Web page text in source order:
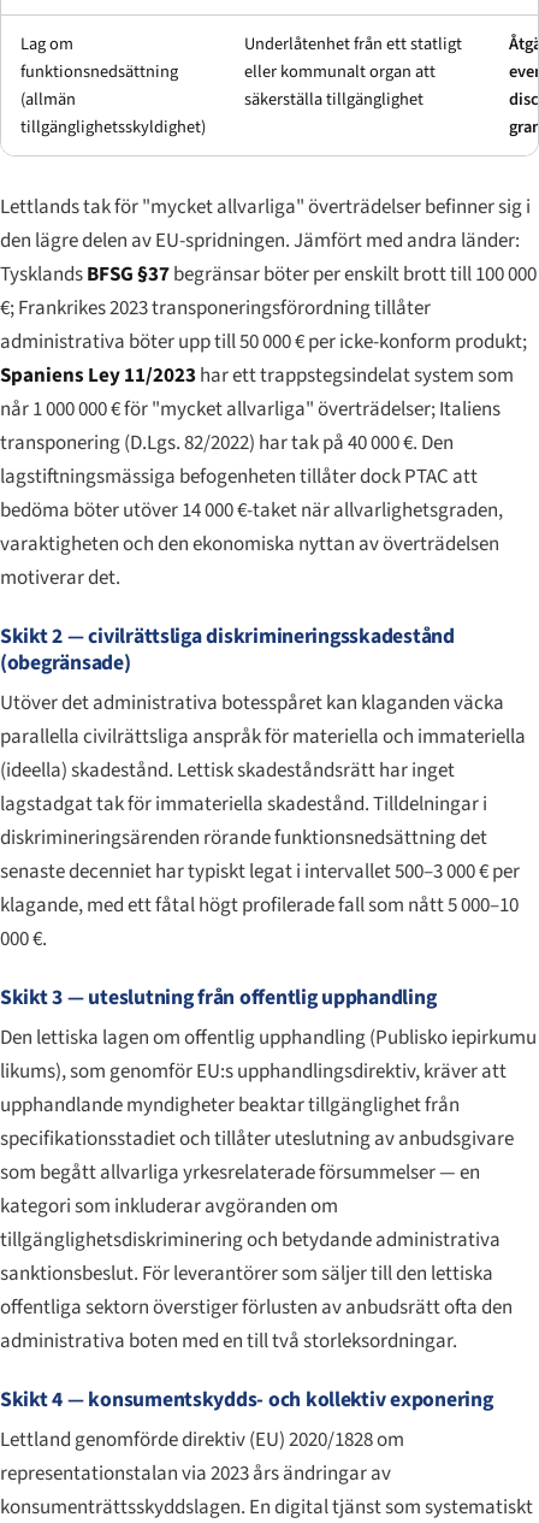
Lag om
funktionsnedsättning
(allmän
tillgänglighetsskyldighet)
Underlåtenhet från ett statligt
eller kommunalt organ att
säkerställa tillgänglighet
Lettlands tak för "mycket allvarliga" överträdelser befinner sig i
den lägre delen av EU-spridningen. Jämfört med andra länder:
TysklandsBFSG §37begränsar böter per enskilt brott till 100 000
€; Frankrikes 2023 transponeringsförordning tillåter
administrativa böter upp till 50 000 € per icke-konform produkt;
Spaniens Ley 11/2023 har ett trappstegsindelat system som
når 1 000 000 € för "mycket allvarliga" överträdelser; Italiens
transponering (D.Lgs. 82/2022) har tak på 40 000 €. Den
lagstiftningsmässiga befogenheten tillåter dock PTAC att
bedöma böter utöver 14 000 €-taket när allvarlighetsgraden,
varaktigheten och den ekonomiska nyttan av överträdelsen
motiverar det.
Skikt 2 — civilrättsliga diskrimineringsskadestånd
(obegränsade)
Utöver det administrativa botesspåret kan klaganden väcka
parallella civilrättsliga anspråk för materiella och immateriella
(ideella) skadestånd. Lettisk skadeståndsrätt har inget
lagstadgat tak för immateriella skadestånd. Tilldelningar i
diskrimineringsärenden rörande funktionsnedsättning det
senaste decenniet har typiskt legat i intervallet 500–3 000 € per
klagande, med ett fåtal högt profilerade fall som nått 5 000–10
000 €.
Skikt 3 — uteslutning från offentlig upphandling
Den lettiska lagen om offentlig upphandling (Publisko iepirkumu
likums), som genomför EU:s upphandlingsdirektiv, kräver att
upphandlande myndigheter beaktar tillgänglighet från
specifikationsstadiet och tillåter uteslutning av anbudsgivare
som begått allvarliga yrkesrelaterade försummelser — en
kategori som inkluderar avgöranden om
tillgänglighetsdiskriminering och betydande administrativa
sanktionsbeslut. För leverantörer som säljer till den lettiska
offentliga sektorn överstiger förlusten av anbudsrätt ofta den
administrativa boten med en till två storleksordningar.
Skikt 4 — konsumentskydds- och kollektiv exponering
Lettland genomförde direktiv (EU) 2020/1828 om
representationstalan via 2023 års ändringar av
konsumenträttsskyddslagen. En digital tjänst som systematiskt